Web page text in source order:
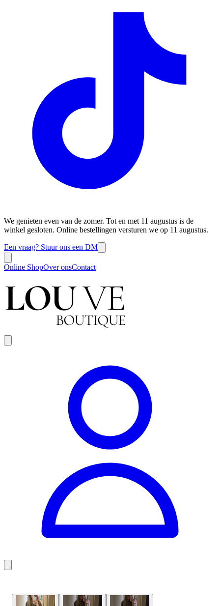
We genieten even van de zomer. Tot en met 11 augustus is de
winkel gesloten. Online bestellingen versturen we op 11 augustus.
Een vraag? Stuur ons een DM
Online ShopOver onsContact